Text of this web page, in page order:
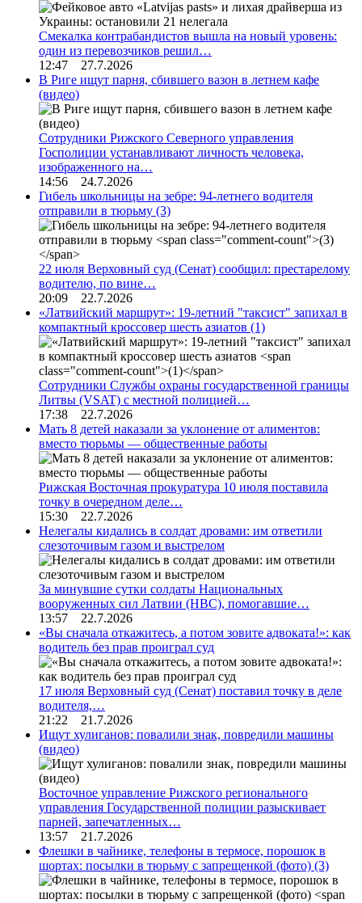
Смекалка контрабандистов вышла на новый уровень:
один из перевозчиков решил…
12:47 27.7.2026
В Риге ищут парня, сбившего вазон в летнем кафе
(видео)
Сотрудники Рижского Северного управления
Госполиции устанавливают личность человека,
изображенного на…
14:56 24.7.2026
Гибель школьницы на зебре: 94-летнего водителя
отправили в тюрьму (3)
22 июля Верховный суд (Сенат) сообщил: престарелому
водителю, по вине…
20:09 22.7.2026
«Латвийский маршрут»: 19-летний "таксист" запихал в
компактный кроссовер шесть азиатов (1)
Сотрудники Службы охраны государственной границы
Литвы (VSAT) с местной полицией…
17:38 22.7.2026
Мать 8 детей наказали за уклонение от алиментов:
вместо тюрьмы — общественные работы
Рижская Восточная прокуратура 10 июля поставила
точку в очередном деле…
15:30 22.7.2026
Нелегалы кидались в солдат дровами: им ответили
слезоточивым газом и выстрелом
За минувшие сутки солдаты Национальных
вооруженных сил Латвии (НВС), помогавшие…
13:57 22.7.2026
«Вы сначала откажитесь, а потом зовите адвоката!»: как
водитель без прав проиграл суд
17 июля Верховный суд (Сенат) поставил точку в деле
водителя,…
21:22 21.7.2026
Ищут хулиганов: повалили знак, повредили машины
(видео)
Восточное управление Рижского регионального
управления Государственной полиции разыскивает
парней, запечатленных…
13:57 21.7.2026
Флешки в чайнике, телефоны в термосе, порошок в
шортах: посылки в тюрьму с запрещенкой (фото) (3)